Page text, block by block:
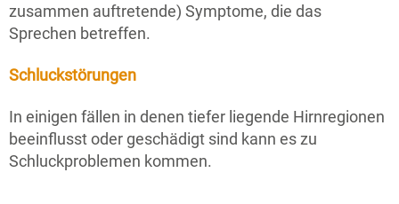
zusammen auftretende) Symptome, die das
Sprechen betreffen.
Schluckstörungen
In einigen fällen in denen tiefer liegende Hirnregionen
beeinflusst oder geschädigt sind kann es zu
Schluckproblemen kommen.